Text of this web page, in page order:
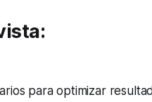
para optimizar